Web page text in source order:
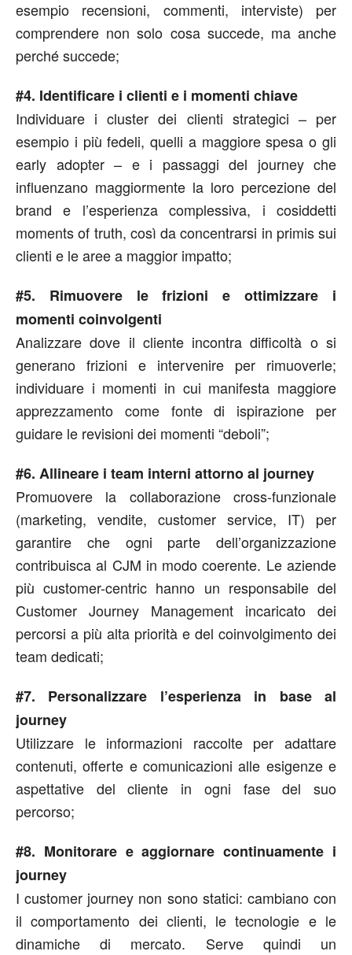
esempio recensioni, commenti, interviste) per
comprendere non solo cosa succede, ma anche
perché succede;
#4. Identificare i clienti e i momenti chiave
Individuare i cluster dei clienti strategici – per
esempio i più fedeli, quelli a maggiore spesa o gli
early adopter – e i passaggi del journey che
influenzano maggiormente la loro percezione del
brand e l’esperienza complessiva, i cosiddetti
moments of truth, così da concentrarsi in primis sui
clienti e le aree a maggior impatto;
#5. Rimuovere le frizioni e ottimizzare i
momenti coinvolgenti
Analizzare dove il cliente incontra difficoltà o si
generano frizioni e intervenire per rimuoverle;
individuare i momenti in cui manifesta maggiore
apprezzamento come fonte di ispirazione per
guidare le revisioni dei momenti “deboli”;
#6. Allineare i team interni attorno al journey
Promuovere la collaborazione cross-funzionale
(marketing, vendite, customer service, IT) per
garantire che ogni parte dell’organizzazione
contribuisca al CJM in modo coerente. Le aziende
più customer-centric hanno un responsabile del
Customer Journey Management incaricato dei
percorsi a più alta priorità e del coinvolgimento dei
team dedicati;
#7. Personalizzare l’esperienza in base al
journey
Utilizzare le informazioni raccolte per adattare
contenuti, offerte e comunicazioni alle esigenze e
aspettative del cliente in ogni fase del suo
percorso;
#8. Monitorare e aggiornare continuamente i
journey
I customer journey non sono statici: cambiano con
il comportamento dei clienti, le tecnologie e le
dinamiche di mercato. Serve quindi un